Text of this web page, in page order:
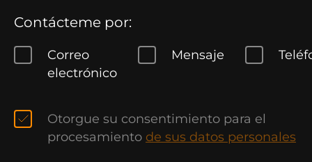
Contácteme por:
Correo
electrónico
Mensaje
Otorgue su consentimiento para el
procesamiento de sus datos personales